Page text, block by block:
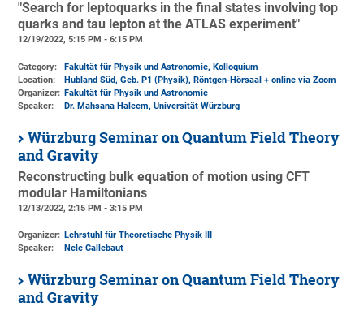
"Search for leptoquarks in the final states involving top
quarks and tau lepton at the ATLAS experiment"
12/19/2022, 5:15 PM - 6:15 PM
Category:
Fakultät für Physik und Astronomie, Kolloquium
Location:
Hubland Süd, Geb. P1 (Physik), Röntgen-Hörsaal + online via Zoom
Organizer: Fakultät für Physik und Astronomie
Speaker:
Dr. Mahsana Haleem, Universität Würzburg
Würzburg Seminar on Quantum Field Theory
and Gravity
Reconstructing bulk equation of motion using CFT
modular Hamiltonians
12/13/2022, 2:15 PM - 3:15 PM
Organizer: Lehrstuhl für Theoretische Physik III
Speaker:
Nele Callebaut
Würzburg Seminar on Quantum Field Theory
and Gravity